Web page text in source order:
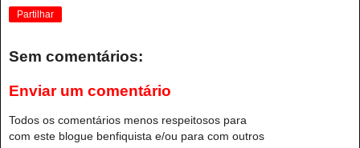
Partilhar
Sem comentários:
Enviar um comentário
Todos os comentários menos respeitosos para
com este blogue benfiquista e/ou para com outros